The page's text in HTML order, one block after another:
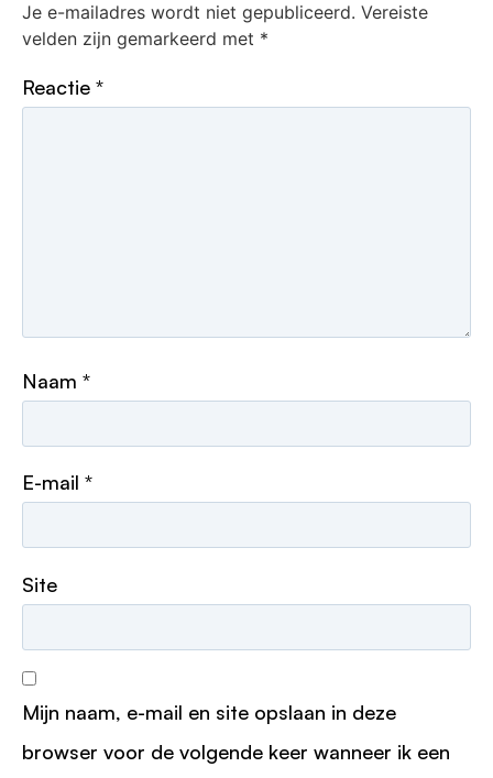
Je e-mailadres wordt niet gepubliceerd. Vereiste
velden zijn gemarkeerd met *
Reactie *
Naam *
E-mail *
Site
Mijn naam, e-mail en site opslaan in deze
browser voor de volgende keer wanneer ik een